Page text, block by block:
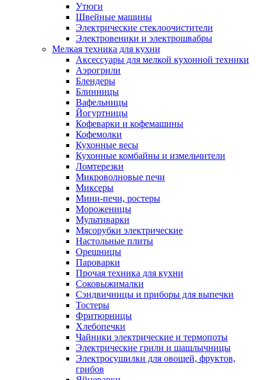
Утюги
Швейные машины
Электрические стеклоочистители
Электровеники и электрошвабры
Мелкая техника для кухни
Аксессуары для мелкой кухонной техники
Аэрогрили
Блендеры
Блинницы
Вафельницы
Йогуртницы
Кофеварки и кофемашины
Кофемолки
Кухонные весы
Кухонные комбайны и измельчители
Ломтерезки
Микроволновые печи
Миксеры
Мини-печи, ростеры
Мороженицы
Мультиварки
Мясорубки электрические
Настольные плиты
Орешницы
Пароварки
Прочая техника для кухни
Соковыжималки
Сэндвичницы и приборы для выпечки
Тостеры
Фритюрницы
Хлебопечки
Чайники электрические и термопоты
Электрические грили и шашлычницы
Электросушилки для овощей, фруктов,
грибов